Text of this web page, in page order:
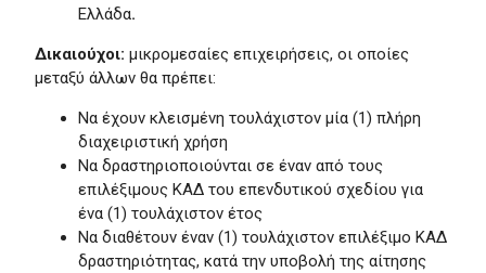
Ελλάδα.
Δικαιούχοι: μικρομεσαίες επιχειρήσεις, οι οποίες
μεταξύ άλλων θα πρέπει:
Να έχουν κλεισμένη τουλάχιστον μία (1) πλήρη
διαχειριστική χρήση
Να δραστηριοποιούνται σε έναν από τους
επιλέξιμους ΚΑΔ του επενδυτικού σχεδίου για
ένα (1) τουλάχιστον έτος
Να διαθέτουν έναν (1) τουλάχιστον επιλέξιμο ΚΑΔ
δραστηριότητας, κατά την υποβολή της αίτησης